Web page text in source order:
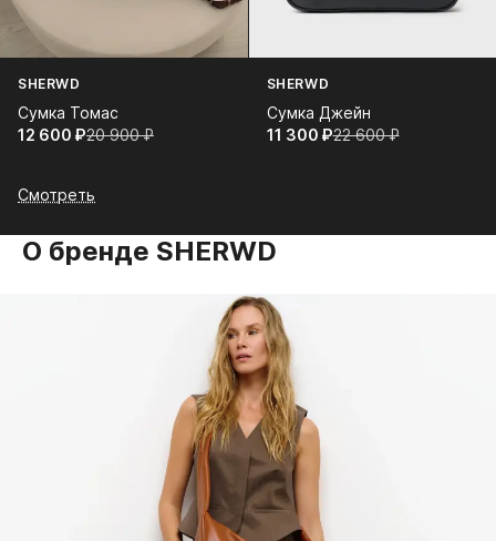
SHERWD
Сумка Томас
12 600⁠ ⁠₽20 900⁠ ⁠₽
SHERWD
Сумка Джейн
11 300⁠ ⁠₽22 600⁠ ⁠₽
Смотреть
О бренде SHERWD